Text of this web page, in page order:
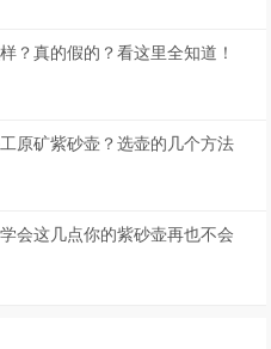
？真的假的？看这里全知道！
原矿紫砂壶？选壶的几个方法
会这几点你的紫砂壶再也不会